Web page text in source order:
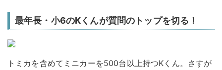
最年長・小6のKくんが質問のトップを切る！
トミカを含めてミニカーを500台以上持つKくん。さすが